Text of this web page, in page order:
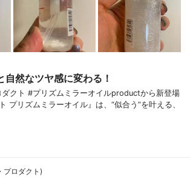
自然なツヤ感に変わる！
クト #プリズムミラーオイルproductから新登場
プリズムミラーオイル』は、“似合う”を叶える、
プロダクト)